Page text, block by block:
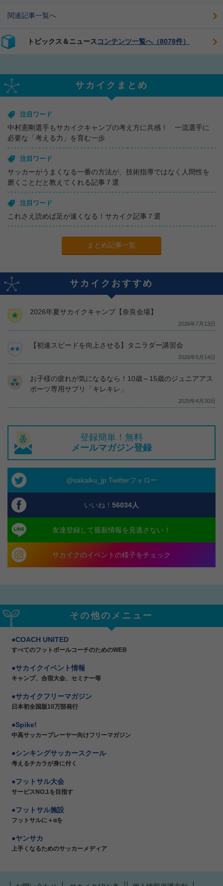
関連記事一覧へ
トピックス＆ニュース コンテンツ一覧へ（8078件）
サカイクまとめ
注目ワード
中村憲剛選手もサカイクキャンプの考え方に共感！ 一流選手に
必要な「考える力」を育む一歩
注目ワード
サッカーがうまくなる一番の方法が、技術指導ではなく人間性を
磨くことだと教えてくれる記事７選
注目ワード
これさえ読めば足が速くなる！サカイク記事７選
まとめ記事一覧
サカイクおすすめ
2026年夏サカイクキャンプ【奈良会場】
2026年7月13日
【初速スピードを向上させる】タニラダー講習会
2026年5月14日
お子様の疲れが気になるなら！10歳～15歳のジュニアアス
ポーツ専用サプリ「キレキレ」
2025年4月30日
登録簡単！無料
メールマガジン登録
@sakaiku_jp Twitterフォロー
いいね！ 56034人
友達登録して最新情報を見逃さない！
サカイクのイベントの様子をチェック
その他のメニュー
COACH UNITED
すべてのフットボールコーチのためのWEB
サカイクイベント情報
キャンプ、合宿大会、セミナー等
サカイクフリーマガジン
日本初全国版10万部発行
Spike!
中高サッカープレーヤー向けフリーマガジン
シンキングサッカースクール
考えるチカラが身に付く
フットサル大会
サービスNO.1を目指す
フットサル施設
フットサルに＋αを
ヤンサカ
上手くなるためのサッカーメディア